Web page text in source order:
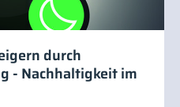
durch
- Nachhaltigkeit im